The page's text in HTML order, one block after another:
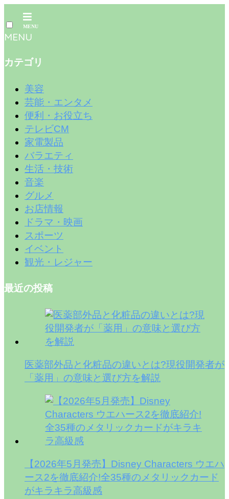
MENU
カテゴリ
美容
芸能・エンタメ
便利・お役立ち
テレビCM
家電製品
バラエティ
生活・技術
音楽
グルメ
お店情報
ドラマ・映画
スポーツ
イベント
観光・レジャー
最近の投稿
医薬部外品と化粧品の違いとは?現役開発者が
「薬用」の意味と選び方を解説
【2026年5月発売】Disney Characters ウエハ
ース2を徹底紹介!全35種のメタリックカード
がキラキラ高級感